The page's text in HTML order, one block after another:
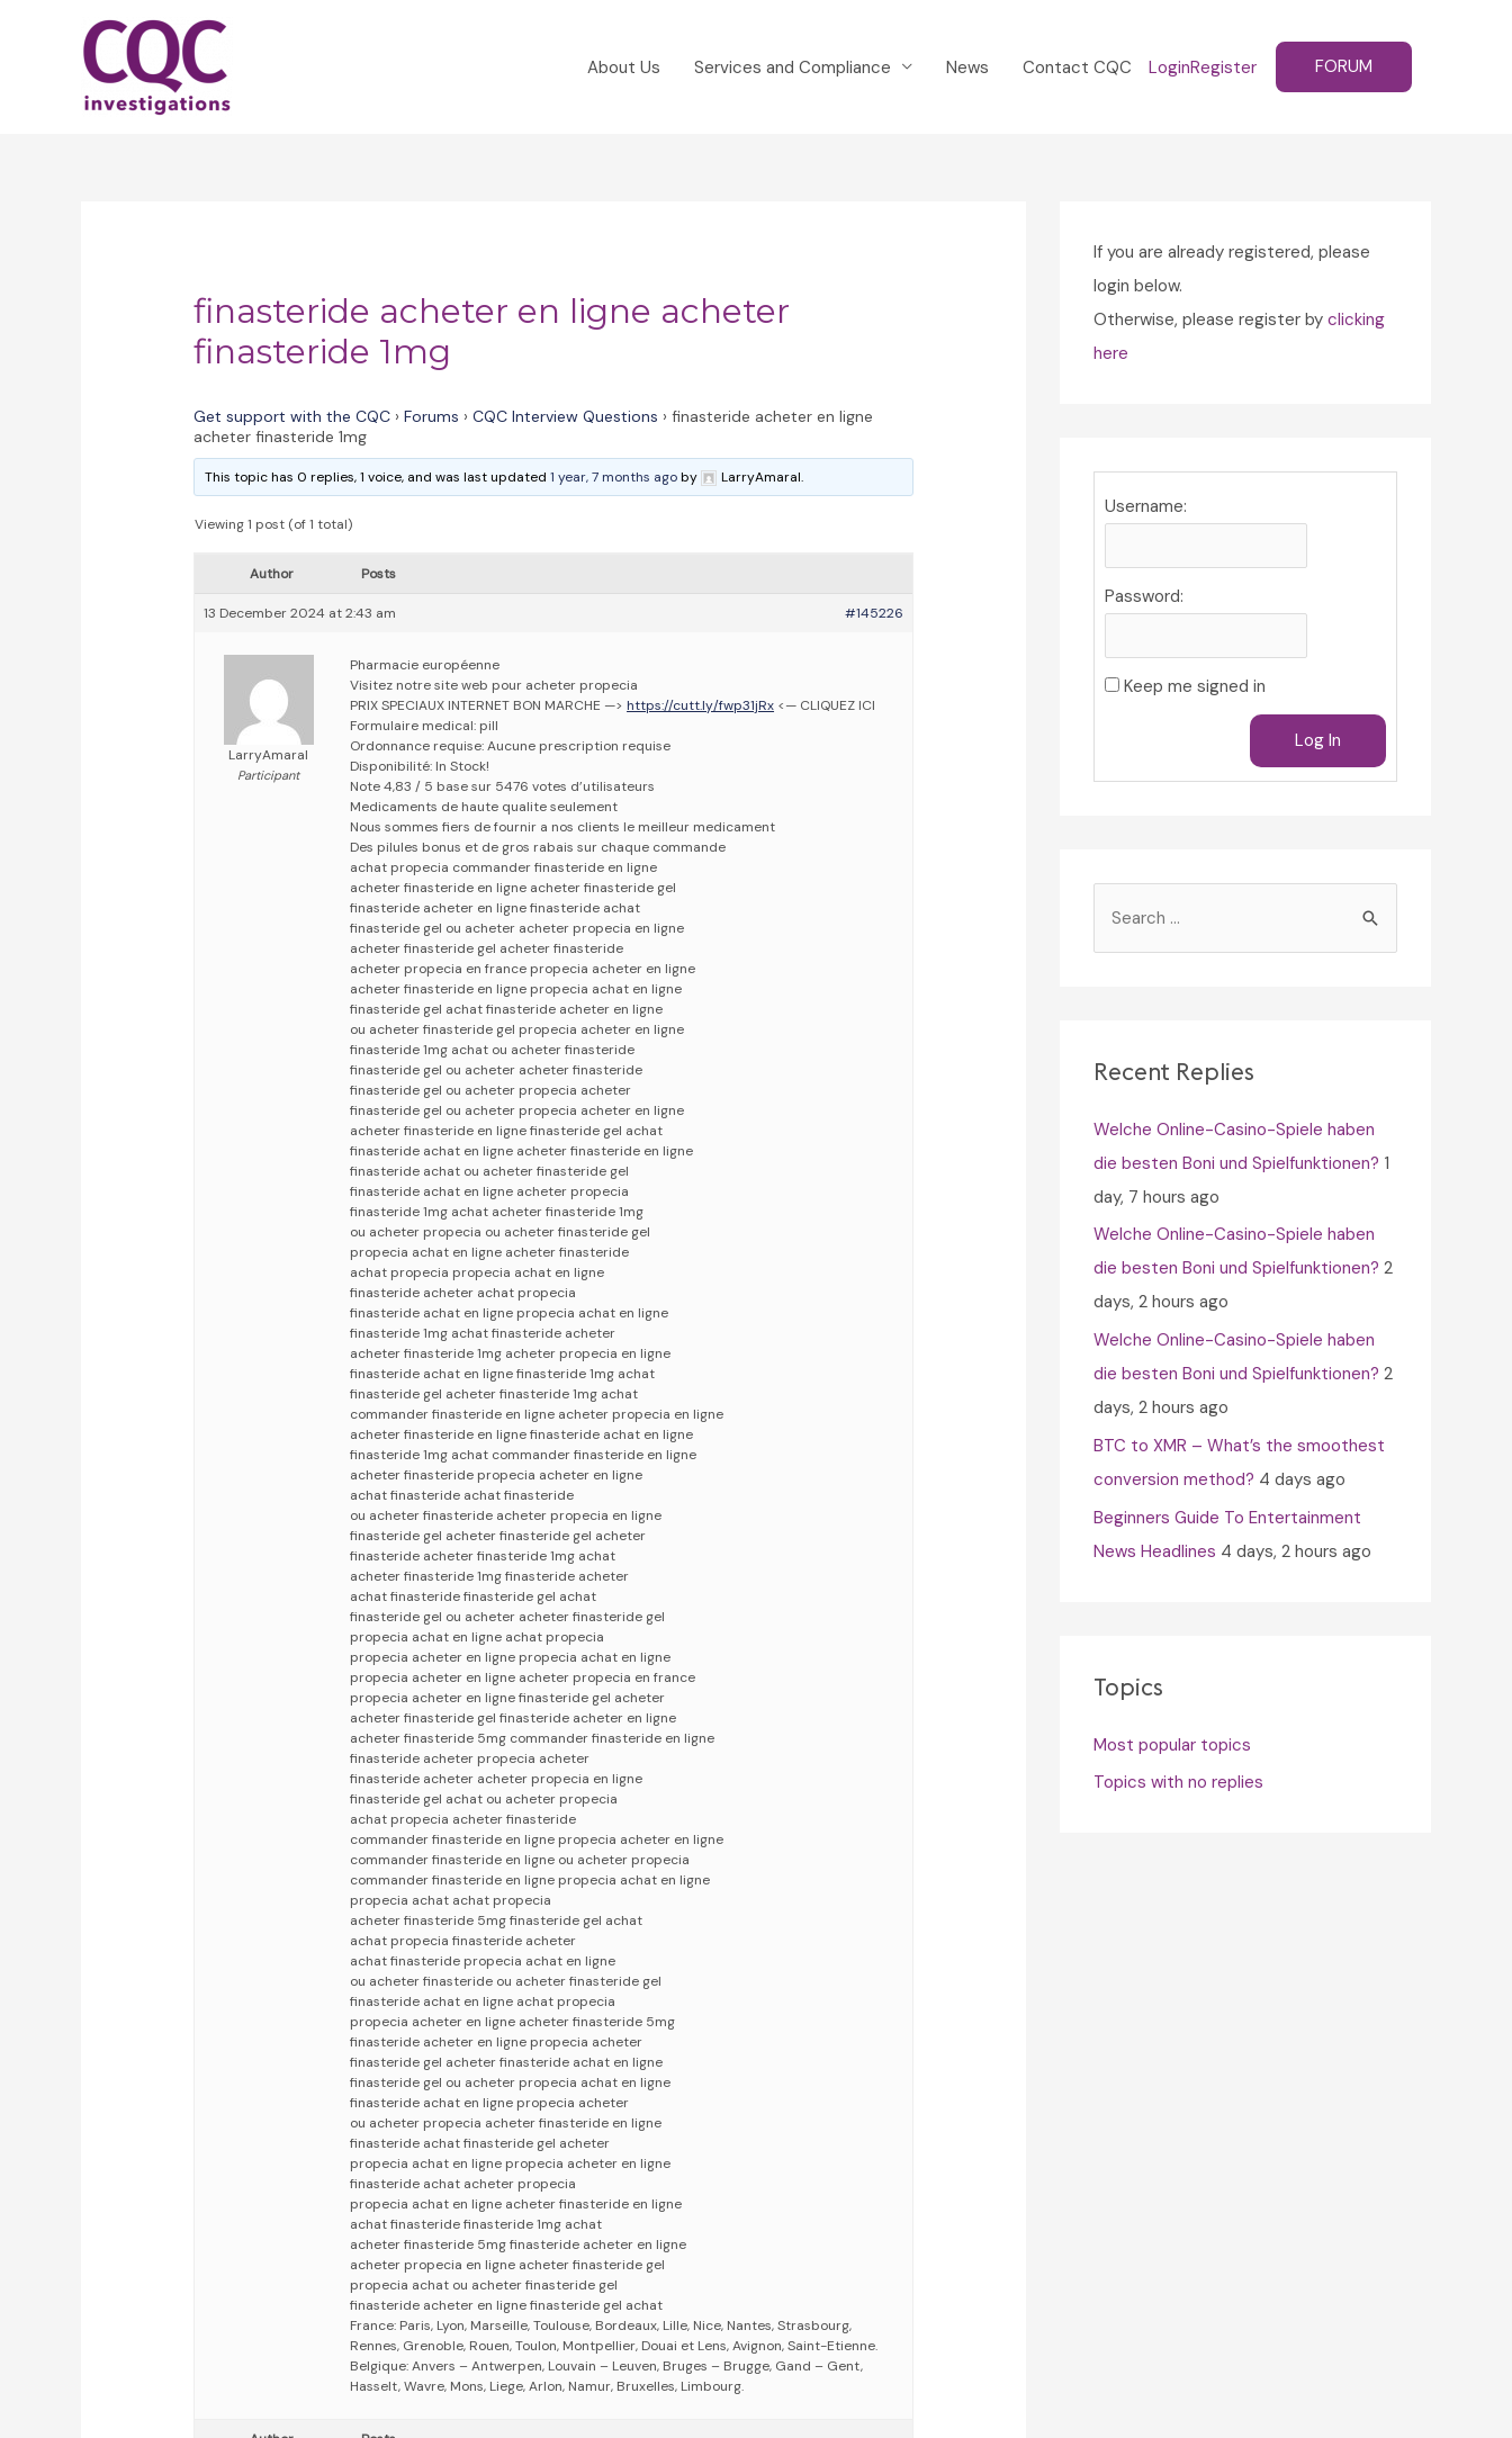
About Us Services and Compliance News Contact CQC LoginRegister FORUM
finasteride acheter en ligne acheter
finasteride 1mg
Get support with the CQC › Forums › CQC Interview Questions › finasteride acheter en ligne
acheter finasteride 1mg
This topic has 0 replies, 1 voice, and was last updated1 year, 7 months agoby LarryAmaral.
Viewing 1 post (of 1 total)
Author Posts
13 December 2024 at 2:43 am #145226
LarryAmaral
Participant
Pharmacie européenne
Visitez notre site web pour acheter propecia
PRIX SPECIAUX INTERNET BON MARCHE —>https://cutt.ly/fwp31jRx <— CLIQUEZ ICI
Formulaire medical: pill
Ordonnance requise: Aucune prescription requise
Disponibilité: In Stock!
Note 4,83 / 5 base sur 5476 votes d’utilisateurs
Medicaments de haute qualite seulement
Nous sommes fiers de fournir a nos clients le meilleur medicament
Des pilules bonus et de gros rabais sur chaque commande
achat propecia commander finasteride en ligne
acheter finasteride en ligne acheter finasteride gel
finasteride acheter en ligne finasteride achat
finasteride gel ou acheter acheter propecia en ligne
acheter finasteride gel acheter finasteride
acheter propecia en france propecia acheter en ligne
acheter finasteride en ligne propecia achat en ligne
finasteride gel achat finasteride acheter en ligne
ou acheter finasteride gel propecia acheter en ligne
finasteride 1mg achat ou acheter finasteride
finasteride gel ou acheter acheter finasteride
finasteride gel ou acheter propecia acheter
finasteride gel ou acheter propecia acheter en ligne
acheter finasteride en ligne finasteride gel achat
finasteride achat en ligne acheter finasteride en ligne
finasteride achat ou acheter finasteride gel
finasteride achat en ligne acheter propecia
finasteride 1mg achat acheter finasteride 1mg
ou acheter propecia ou acheter finasteride gel
propecia achat en ligne acheter finasteride
achat propecia propecia achat en ligne
finasteride acheter achat propecia
finasteride achat en ligne propecia achat en ligne
finasteride 1mg achat finasteride acheter
acheter finasteride 1mg acheter propecia en ligne
finasteride achat en ligne finasteride 1mg achat
finasteride gel acheter finasteride 1mg achat
commander finasteride en ligne acheter propecia en ligne
acheter finasteride en ligne finasteride achat en ligne
finasteride 1mg achat commander finasteride en ligne
acheter finasteride propecia acheter en ligne
achat finasteride achat finasteride
ou acheter finasteride acheter propecia en ligne
finasteride gel acheter finasteride gel acheter
finasteride acheter finasteride 1mg achat
acheter finasteride 1mg finasteride acheter
achat finasteride finasteride gel achat
finasteride gel ou acheter acheter finasteride gel
propecia achat en ligne achat propecia
propecia acheter en ligne propecia achat en ligne
propecia acheter en ligne acheter propecia en france
propecia acheter en ligne finasteride gel acheter
acheter finasteride gel finasteride acheter en ligne
acheter finasteride 5mg commander finasteride en ligne
finasteride acheter propecia acheter
finasteride acheter acheter propecia en ligne
finasteride gel achat ou acheter propecia
achat propecia acheter finasteride
commander finasteride en ligne propecia acheter en ligne
commander finasteride en ligne ou acheter propecia
commander finasteride en ligne propecia achat en ligne
propecia achat achat propecia
acheter finasteride 5mg finasteride gel achat
achat propecia finasteride acheter
achat finasteride propecia achat en ligne
ou acheter finasteride ou acheter finasteride gel
finasteride achat en ligne achat propecia
propecia acheter en ligne acheter finasteride 5mg
finasteride acheter en ligne propecia acheter
finasteride gel acheter finasteride achat en ligne
finasteride gel ou acheter propecia achat en ligne
finasteride achat en ligne propecia acheter
ou acheter propecia acheter finasteride en ligne
finasteride achat finasteride gel acheter
propecia achat en ligne propecia acheter en ligne
finasteride achat acheter propecia
propecia achat en ligne acheter finasteride en ligne
achat finasteride finasteride 1mg achat
acheter finasteride 5mg finasteride acheter en ligne
acheter propecia en ligne acheter finasteride gel
propecia achat ou acheter finasteride gel
finasteride acheter en ligne finasteride gel achat
France: Paris, Lyon, Marseille, Toulouse, Bordeaux, Lille, Nice, Nantes, Strasbourg,
Rennes, Grenoble, Rouen, Toulon, Montpellier, Douai et Lens, Avignon, Saint-Etienne.
Belgique: Anvers – Antwerpen, Louvain – Leuven, Bruges – Brugge, Gand – Gent,
Hasselt, Wavre, Mons, Liege, Arlon, Namur, Bruxelles, Limbourg.
If you are already registered, please
login below.
Otherwise, please register by clicking
here
Username:
Password:
Keep me signed in
Log In
h
o
r
:
Recent Replies
Welche Online-Casino-Spiele haben
die besten Boni und Spielfunktionen? 1
day, 7 hours ago
Welche Online-Casino-Spiele haben
die besten Boni und Spielfunktionen? 2
days, 2 hours ago
Welche Online-Casino-Spiele haben
die besten Boni und Spielfunktionen? 2
days, 2 hours ago
BTC to XMR – What’s the smoothest
conversion method? 4 days ago
Beginners Guide To Entertainment
News Headlines 4 days, 2 hours ago
Topics
Most popular topics
Topics with no replies